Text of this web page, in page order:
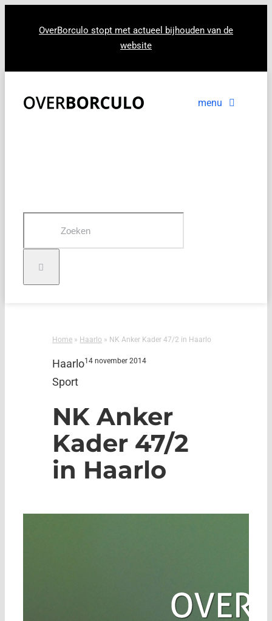
OverBorculo stopt met actueel bijhouden van de
website
menu
Home » Haarlo » NK Anker Kader 47/2 in Haarlo
Haarlo
Sport
14 november 2014
NK Anker
Kader 47/2
in Haarlo